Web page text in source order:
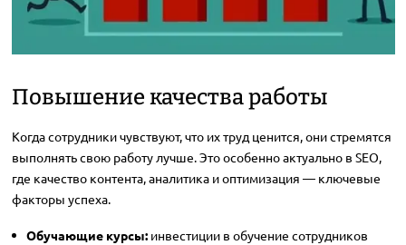
Повышение качества работы
Когда сотрудники чувствуют, что их труд ценится, они стремятся
выполнять свою работу лучше. Это особенно актуально в SEO,
где качество контента, аналитика и оптимизация — ключевые
факторы успеха.
Обучающие курсы:инвестиции в обучение сотрудников